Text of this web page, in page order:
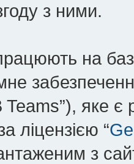
з ними.
на
Teams”), яке
ліцензією “
з